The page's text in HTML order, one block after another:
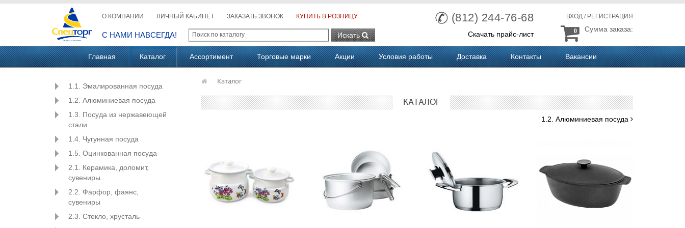
О КОМПАНИИ ЛИЧНЫЙ КАБИНЕТ ЗАКАЗАТЬ ЗВОНОК КУПИТЬ В РОЗНИЦУ
С НАМИ НАВСЕГДА! Искать
(812) 244-76-68
Скачать прайс-лист
ВХОД / РЕГИСТРАЦИЯ
Сумма заказа:
0
Главная Каталог Ассортимент Торговые марки Акции Условия работы Доставка Контакты Вакансии
1.1. Эмалированная посуда
1.2. Алюминиевая посуда
1.3. Посуда из нержавеющей
стали
1.4. Чугунная посуда
1.5. Оцинкованная посуда
2.1. Керамика, доломит,
сувениры.
2.2. Фарфор, фаянс,
сувениры
2.3. Стекло, хрусталь
Каталог
КАТАЛОГ
1.2. Алюминиевая посуда